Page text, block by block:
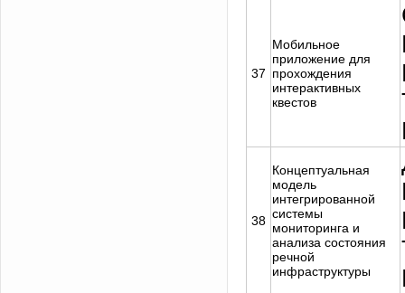
37
Мобильное
приложение для
прохождения
интерактивных
квестов
38
Концептуальная
модель
интегрированной
системы
мониторинга и
анализа состояния
речной
инфраструктуры